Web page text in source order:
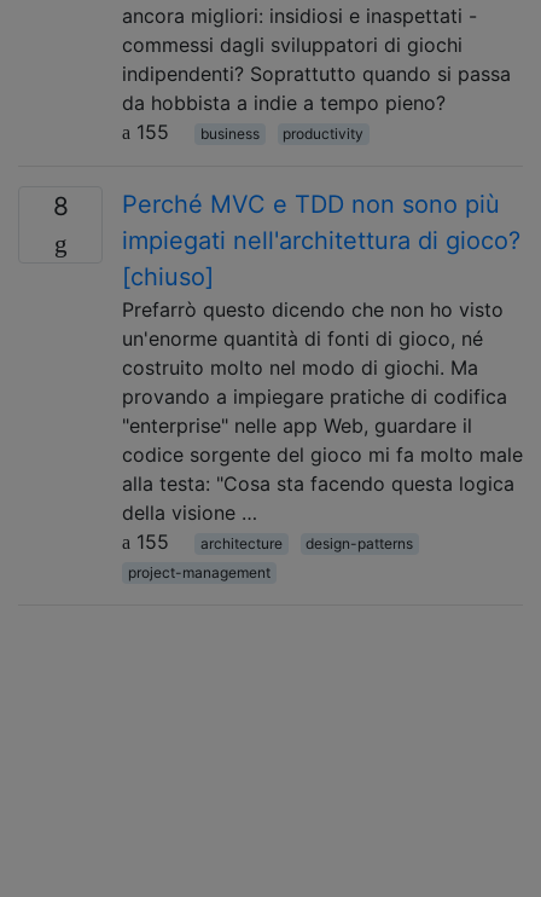
ancora migliori: insidiosi e inaspettati -
commessi dagli sviluppatori di giochi
indipendenti? Soprattutto quando si passa
da hobbista a indie a tempo pieno?
155
business productivity
8
Perché MVC e TDD non sono più
impiegati nell'architettura di gioco?
[chiuso]
Prefarrò questo dicendo che non ho visto
un'enorme quantità di fonti di gioco, né
costruito molto nel modo di giochi. Ma
provando a impiegare pratiche di codifica
"enterprise" nelle app Web, guardare il
codice sorgente del gioco mi fa molto male
alla testa: "Cosa sta facendo questa logica
della visione …
155
architecture
design-patterns
project-management